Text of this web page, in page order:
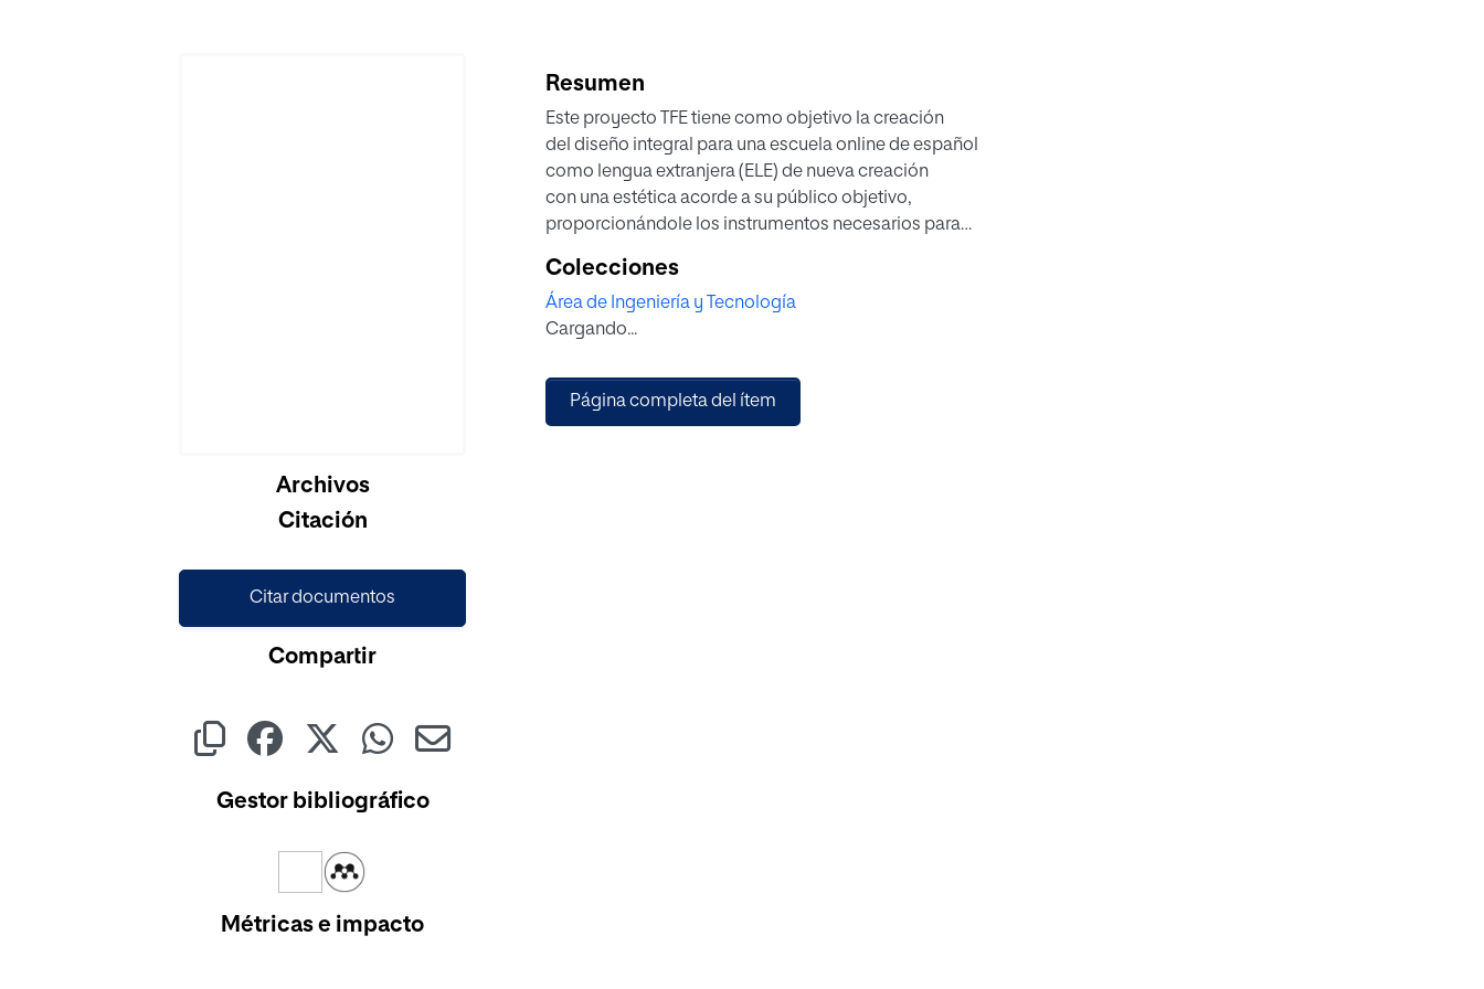
Archivos
Citación
Citar documentos
Compartir
Gestor bibliográfico
Métricas e impacto
Resumen
Este proyecto TFE tiene como objetivo la creación
del diseño integral para una escuela online de español
como lengua extranjera (ELE) de nueva creación
con una estética acorde a su público objetivo,
proporcionándole los instrumentos necesarios para
A lo largo de está memoria se llevará a cabo un
trabajo de investigación para posteriormente desarrollar
un diseño integro de la marca que engloba:
y creación de su manual de imagen corporativa
principalmente.
Colecciones
Área de Ingeniería y Tecnología
Cargando...
Página completa del ítem